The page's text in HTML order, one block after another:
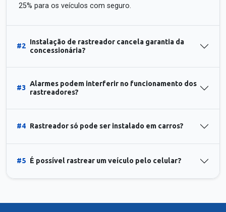
25% para os veículos com seguro.
#2
Instalação de rastreador cancela garantia da
concessionária?
#3
Alarmes podem interferir no funcionamento dos
rastreadores?
#4 Rastreador só pode ser instalado em carros?
#5 É possível rastrear um veículo pelo celular?